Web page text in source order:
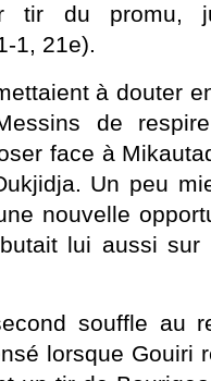
tir du promu,
1, 21e).
à douter
de
face à
Un peu
nouvelle
lui aussi sur
souffle au
lorsque Gouiri